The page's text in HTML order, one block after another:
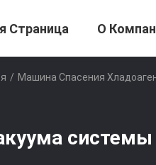
Страница О
/ Машина Спасения
системы